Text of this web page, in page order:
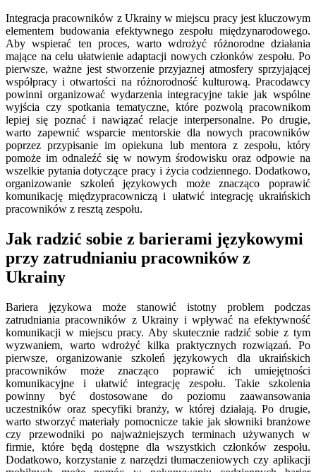
Integracja pracowników z Ukrainy w miejscu pracy jest kluczowym
elementem budowania efektywnego zespołu międzynarodowego.
Aby wspierać ten proces, warto wdrożyć różnorodne działania
mające na celu ułatwienie adaptacji nowych członków zespołu. Po
pierwsze, ważne jest stworzenie przyjaznej atmosfery sprzyjającej
współpracy i otwartości na różnorodność kulturową. Pracodawcy
powinni organizować wydarzenia integracyjne takie jak wspólne
wyjścia czy spotkania tematyczne, które pozwolą pracownikom
lepiej się poznać i nawiązać relacje interpersonalne. Po drugie,
warto zapewnić wsparcie mentorskie dla nowych pracowników
poprzez przypisanie im opiekuna lub mentora z zespołu, który
pomoże im odnaleźć się w nowym środowisku oraz odpowie na
wszelkie pytania dotyczące pracy i życia codziennego. Dodatkowo,
organizowanie szkoleń językowych może znacząco poprawić
komunikację międzypracowniczą i ułatwić integrację ukraińskich
pracowników z resztą zespołu.
Jak radzić sobie z barierami językowymi
przy zatrudnianiu pracowników z
Ukrainy
Bariera językowa może stanowić istotny problem podczas
zatrudniania pracowników z Ukrainy i wpływać na efektywność
komunikacji w miejscu pracy. Aby skutecznie radzić sobie z tym
wyzwaniem, warto wdrożyć kilka praktycznych rozwiązań. Po
pierwsze, organizowanie szkoleń językowych dla ukraińskich
pracowników może znacząco poprawić ich umiejętności
komunikacyjne i ułatwić integrację zespołu. Takie szkolenia
powinny być dostosowane do poziomu zaawansowania
uczestników oraz specyfiki branży, w której działają. Po drugie,
warto stworzyć materiały pomocnicze takie jak słowniki branżowe
czy przewodniki po najważniejszych terminach używanych w
firmie, które będą dostępne dla wszystkich członków zespołu.
Dodatkowo, korzystanie z narzędzi tłumaczeniowych czy aplikacji